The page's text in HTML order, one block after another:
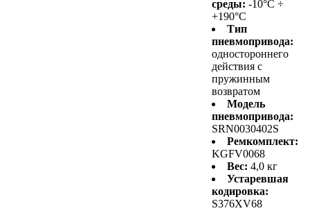
среды: -10°C ÷
+190°C
Тип
пневмопривода:
одностороннего
действия с
пружинным
возвратом
Модель
пневмопривода:
SRN0030402S
Ремкомплект:
KGFV0068
Вес: 4,0 кг
Устаревшая
кодировка:
S376XV68